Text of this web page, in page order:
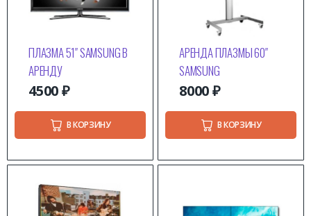
ПЛАЗМА 51″ SAMSUNG В
АРЕНДУ
4500₽
В КОРЗИНУ
АРЕНДА ПЛАЗМЫ 60″
SAMSUNG
8000₽
В КОРЗИНУ